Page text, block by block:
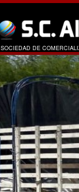
SOCIEDAD DE